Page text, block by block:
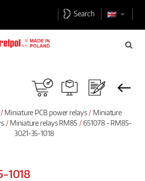
Search
Miniature PCB power relays
Miniature
Miniature relays RM85
651078 - RM85-
3021-35-1018
1018